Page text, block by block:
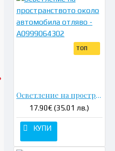
ТОП
Осветление на пространството около автомобила отляво - A0999064302
17.90€ (35.01 лв.)
КУПИ